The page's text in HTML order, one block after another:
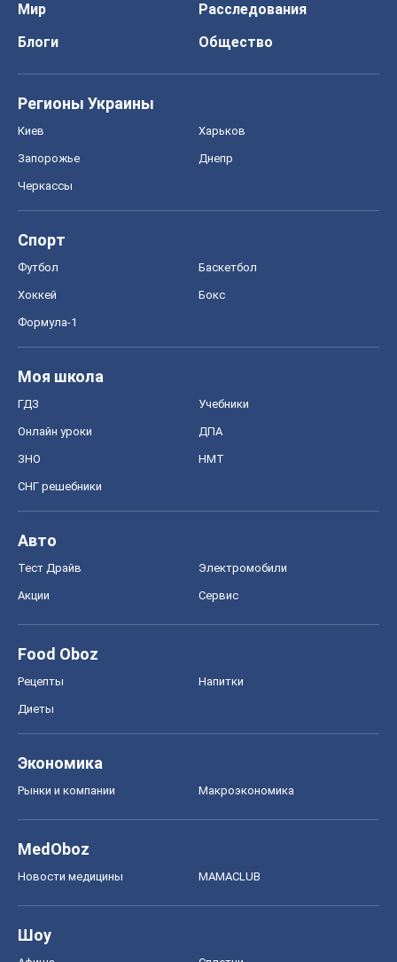
Мир
Расследования
Блоги
Общество
Регионы Украины
Киев Харьков
Запорожье Днепр
Черкассы
Спорт
Футбол Баскетбол
Хоккей Бокс
Формула-1
Моя школа
ГДЗ Учебники
Онлайн уроки ДПА
ЗНО НМТ
СНГ решебники
Авто
Тест Драйв Электромобили
Акции Сервис
Food Oboz
Рецепты Напитки
Диеты
Экономика
Рынки и компании Mакроэкономика
MedOboz
Новости медицины MAMACLUB
Шоу